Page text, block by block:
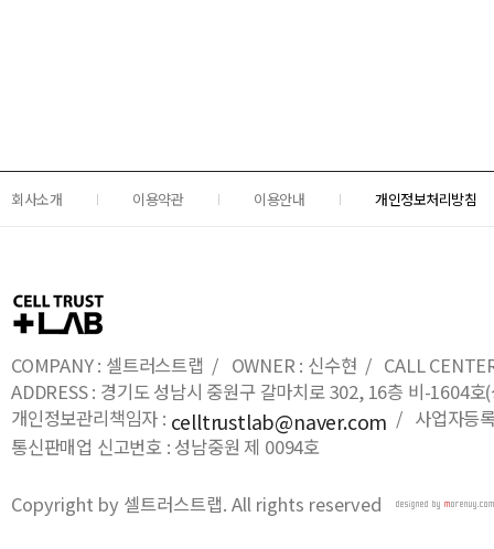
회사소개 이용약관 이용안내 개인정보처리방침
COMPANY : 셀트러스트랩 / OWNER : 신수현 / CALL
ADDRESS : 경기도 성남시 중원구 갈마치로 302, 16층 비-1604
개인정보관리책임자 : celltrustlab@naver.com / 사업자등
통신판매업 신고번호 : 성남중원 제 0094호
Copyright by 셀트러스트랩. All rights reserved